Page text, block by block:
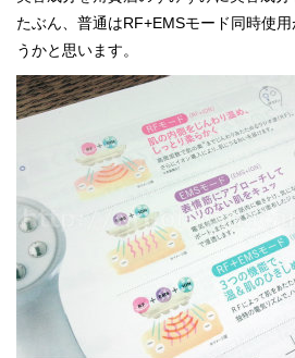
たぶん、普通はRF+EMSモード同時使
うかと思います。